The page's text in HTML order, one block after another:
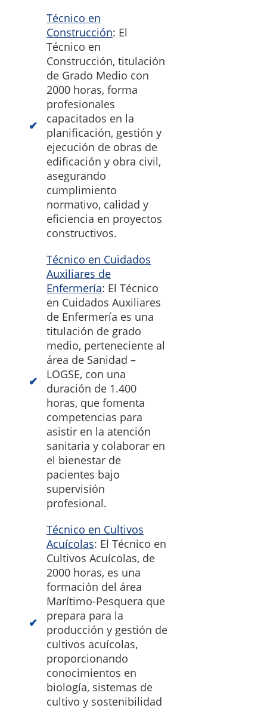
Técnico en
Construcción: El
Técnico en
Construcción, titulación
de Grado Medio con
2000 horas, forma
profesionales
capacitados en la
planificación, gestión y
ejecución de obras de
edificación y obra civil,
asegurando
cumplimiento
normativo, calidad y
eficiencia en proyectos
constructivos.
Técnico en Cuidados
Auxiliares de
Enfermería: El Técnico
en Cuidados Auxiliares
de Enfermería es una
titulación de grado
medio, perteneciente al
área de Sanidad –
LOGSE, con una
duración de 1.400
horas, que fomenta
competencias para
asistir en la atención
sanitaria y colaborar en
el bienestar de
pacientes bajo
supervisión
profesional.
Técnico en Cultivos
Acuícolas: El Técnico en
Cultivos Acuícolas, de
2000 horas, es una
formación del área
Marítimo-Pesquera que
prepara para la
producción y gestión de
cultivos acuícolas,
proporcionando
conocimientos en
biología, sistemas de
cultivo y sostenibilidad